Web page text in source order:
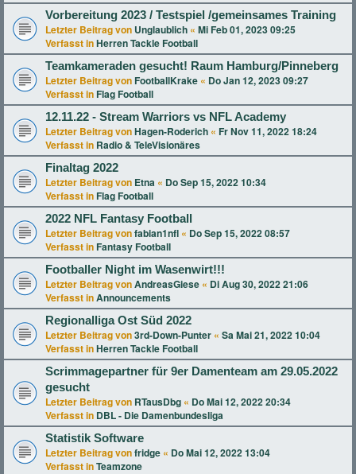
Vorbereitung 2023 / Testspiel /gemeinsames Training
Letzter Beitrag von Unglaublich « Mi Feb 01, 2023 09:25
Verfasst inHerren Tackle Football
Teamkameraden gesucht! Raum Hamburg/Pinneberg
Letzter Beitrag von FootballKrake « Do Jan 12, 2023 09:27
Verfasst in Flag Football
12.11.22 - Stream Warriors vs NFL Academy
Letzter Beitrag vonHagen-Roderich « Fr Nov 11, 2022 18:24
Verfasst in Radio & TeleVisionäres
Finaltag 2022
Letzter Beitrag von Etna « Do Sep 15, 2022 10:34
Verfasst in Flag Football
2022 NFL Fantasy Football
Letzter Beitrag vonfabian1nfl « Do Sep 15, 2022 08:57
Verfasst in Fantasy Football
Footballer Night im Wasenwirt!!!
Letzter Beitrag vonAndreasGiese « Di Aug 30, 2022 21:06
Verfasst inAnnouncements
Regionalliga Ost Süd 2022
Letzter Beitrag von3rd-Down-Punter « Sa Mai 21, 2022 10:04
Verfasst inHerren Tackle Football
Scrimmagepartner für 9er Damenteam am 29.05.2022
gesucht
Letzter Beitrag von RTausDbg « Do Mai 12, 2022 20:34
Verfasst in DBL - Die Damenbundesliga
Statistik Software
Letzter Beitrag vonfridge « Do Mai 12, 2022 13:04
Verfasst inTeamzone